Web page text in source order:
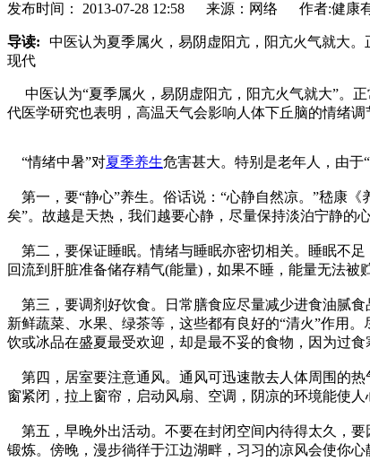
发布时间： 2013-07-28 12:58 来源：网络 作者:健康
导读:
中医认为夏季属火，易阴虚阳亢，阳亢火气就大
现代
中医认为“夏季属火，易阴虚阳亢，阳亢火气就大”。
代医学研究也表明，高温天气会影响人体下丘脑的情绪
“情绪中暑”对夏季养生危害甚大。特别是老年人，由于
第一，要“静心”养生。俗话说：“心静自然凉。”嵇康
矣”。故越是天热，我们越要心静，尽量保持淡泊宁静的
第二，要保证睡眠。情绪与睡眠亦密切相关。睡眠不
回流到肝脏准备储存精气(能量)，如果不睡，能量无法被
第三，要调剂好饮食。日常膳食应尽量减少进食油腻
新鲜蔬菜、水果、绿茶等，这些都有良好的“清火”作用
饮或冰品在盛夏最受欢迎，却是最不妥的食物，因为过食
第四，居室要注意通风。通风可迅速散去人体周围的
窗紧闭，拉上窗帘，启动风扇、空调，阴凉的环境能使人
第五，早晚外出活动。不要在封闭空间内待得太久，
锻炼。傍晚，漫步徜徉于江边湖畔，习习的凉风会使你心